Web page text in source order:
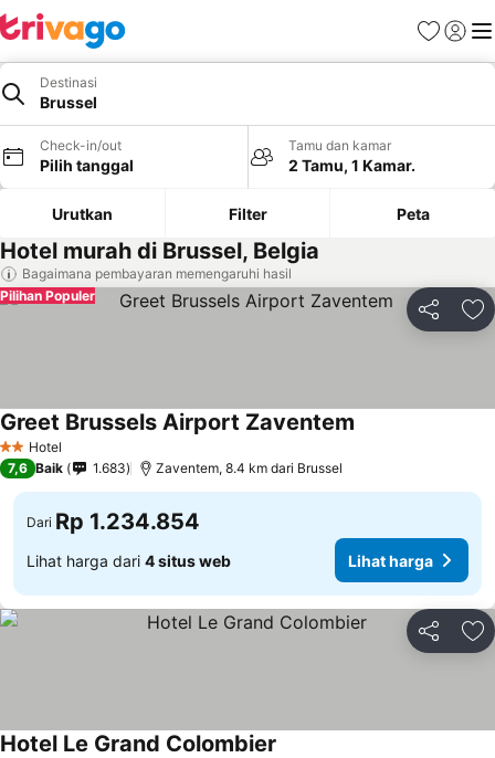
FavoritLogin
Destinasi
Brussel
Check-in/out
Pilih tanggal
Tamu dan kamar
2 Tamu, 1 Kamar.
Urutkan Filter Peta
Hotel murah di Brussel, Belgia
Bagaimana pembayaran memengaruhi hasil
Bagikan
Pilihan Populer
2 Bintang
Hotel
Greet Brussels Airport Zaventem
7,6 Baik 1.683 Zaventem, 8.4 km dari Brussel
Dari Rp 1.234.854
Lihat harga dari 4 situs web Lihat harga
Bagikan
Hotel Le Grand Colombier